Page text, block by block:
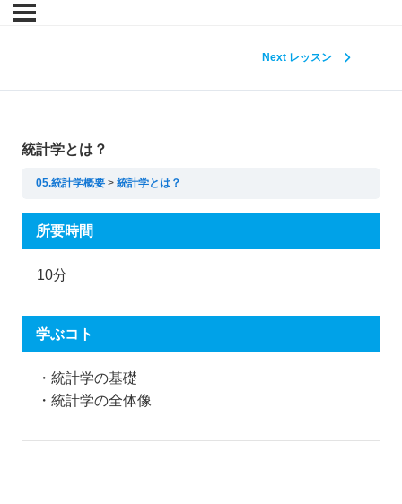
Next レッスン
統計学とは？
05.統計学概要 統計学とは？
所要時間
10分
学ぶコト
・統計学の基礎
・統計学の全体像